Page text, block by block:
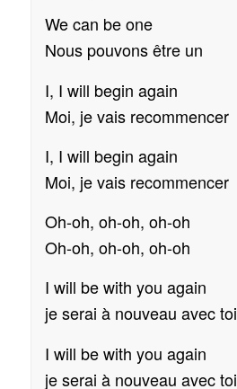
We can be one
Nous pouvons être un
I, I will begin again
Moi, je vais recommencer
I, I will begin again
Moi, je vais recommencer
Oh-oh, oh-oh, oh-oh
Oh-oh, oh-oh, oh-oh
I will be with you again
je serai à nouveau avec toi
I will be with you again
je serai à nouveau avec toi